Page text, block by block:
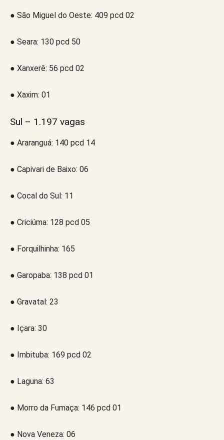
● São Miguel do Oeste: 409 pcd 02
● Seara: 130 pcd 50
● Xanxerê: 56 pcd 02
● Xaxim: 01
Sul – 1.197 vagas
● Araranguá: 140 pcd 14
● Capivari de Baixo: 06
● Cocal do Sul: 11
● Criciúma: 128 pcd 05
● Forquilhinha: 165
● Garopaba: 138 pcd 01
● Gravatal: 23
● Içara: 30
● Imbituba: 169 pcd 02
● Laguna: 63
● Morro da Fumaça: 146 pcd 01
● Nova Veneza: 06